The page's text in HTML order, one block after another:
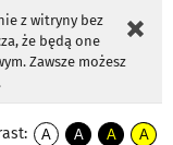
z witryny bez
że będą one
Zawsze możesz
A
A
A
A